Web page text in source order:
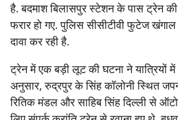
है. बदमाश बिलासपुर स्टेशन के पास ट्रेन की
फरार हो गए. पुलिस सीसीटीवी फुटेज खंगाल
दावा कर रही है.
ट्रेन में एक बड़ी लूट की घटना ने यात्रियों
अनुसार, रुद्रपुर के सिंह कॉलोनी स्थित
रितिक मंडल और साहिब सिंह दिल्ली से